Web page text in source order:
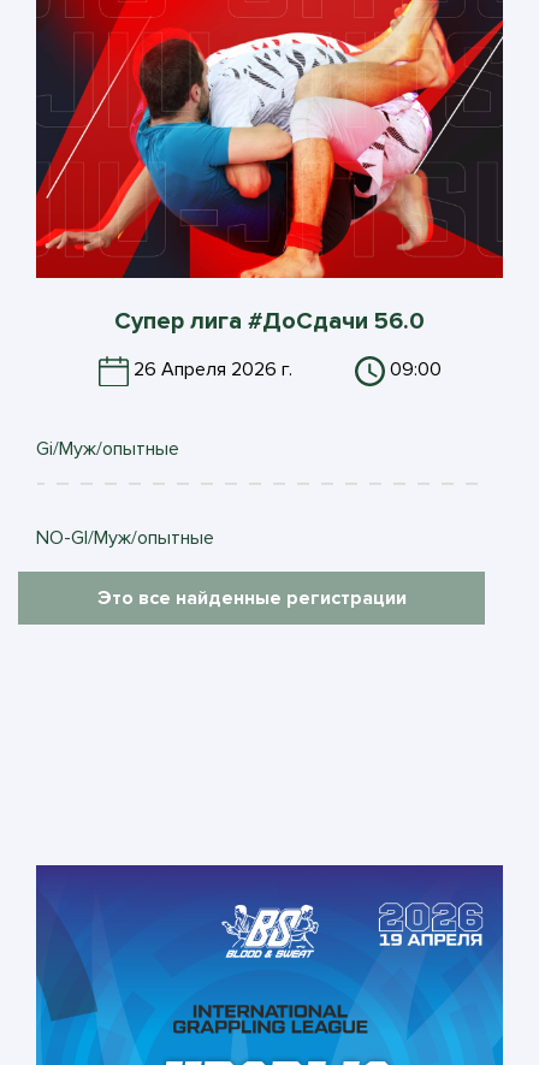
Супер лига #ДоСдачи 56.0
26 Апреля 2026 г. 09:00
Gi/Муж/опытные
NO-GI/Муж/опытные
Это все найденные регистрации